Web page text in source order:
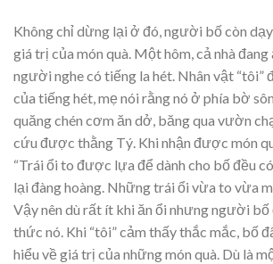
Không chỉ dừng lại ở đó, người bố còn
giá trị của món quà. Một hôm, cả nhà
người nghe có tiếng la hét. Nhân vật “tôi”
của tiếng hét, mẹ nói rằng nó ở phía bờ
quăng chén cơm ăn dở, băng qua vườn
cứu được thằng Tý. Khi nhận được món
“Trái ổi to được lựa để dành cho bố đều
lại đàng hoàng. Những trái ổi vừa to vừa
Vậy nên dù rất ít khi ăn ổi nhưng người
thức nó. Khi “tôi” cảm thấy thắc mắc, bố
hiểu về giá trị của những món quà. Dù là